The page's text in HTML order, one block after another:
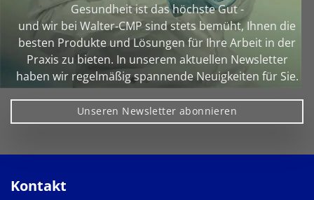
Gesundheit ist das höchste Gut -
und wir bei Walter‑CMP sind stets bemüht, Ihnen die
besten Produkte und Lösungen für Ihre Arbeit in der
Praxis zu bieten. In unserem aktuellen Newsletter
haben wir regelmäßig spannende Neuigkeiten für Sie.
Unseren Newsletter abonnieren
Kontakt